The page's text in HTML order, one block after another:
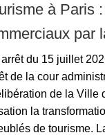
à Paris
par
du 15 juillet
de la cour
de la Ville
la
de tourisme.